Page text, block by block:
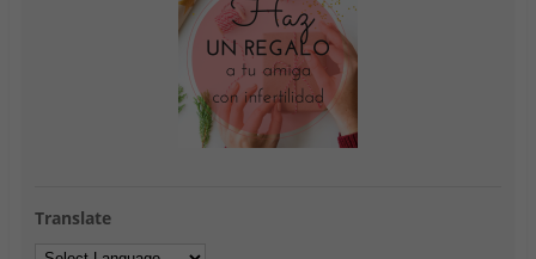
Translate